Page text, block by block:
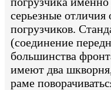
серьезные
погрузчиков.
(соединение
большинства
имеют два
раме